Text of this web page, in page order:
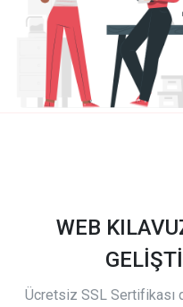
WEB
Ücretsiz SSL Sertifikası